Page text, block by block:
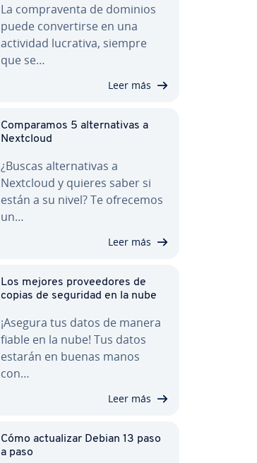
La co­m­pra­ve­n­ta de dominios
puede co­n­ve­r­ti­r­se en una
actividad lucrativa, siempre
que se…
Leer más
Co­m­pa­ra­mos 5 al­te­r­na­ti­vas a
Nextcloud
¿Buscas al­te­r­na­ti­vas a
Nextcloud y quieres saber si
están a su nivel? Te ofrecemos
un…
Leer más
Los mejores pro­vee­do­res de
copias de seguridad en la nube
¡Asegura tus datos de manera
fiable en la nube! Tus datos
estarán en buenas manos
con…
Leer más
Cómo ac­tua­li­zar Debian 13 paso
a paso